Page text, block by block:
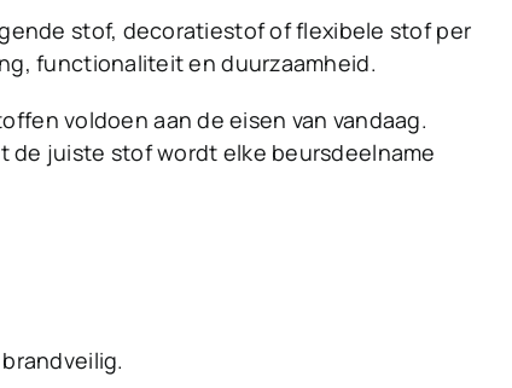
stof, decoratiestof of flexibele stof per
functionaliteit en duurzaamheid.
voldoen aan de eisen van vandaag.
de juiste stof wordt elke beursdeelname